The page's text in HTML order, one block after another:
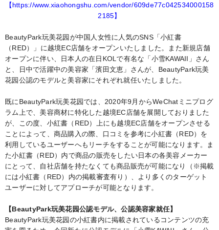
c
b
o
o
i
t
e
r
t
n
a
n
n
W
e
i
b
C
t
【https://www.xiaohongshu.com/vendor/609de77c042534000158
2185】
BeautyPark玩美花园が中国人女性に人気のSNS「小紅書
（RED）」に越境EC店舗をオープンいたしました。また新規店舗
オープンに伴い、日本人の在日KOLで有名な「小雪KAWAII」さん
と、日中で活躍中の美容家「濱田文恵」さんが、BeautyPark玩美
花园公認のモデルと美容家にそれぞれ就任いたしました。
既にBeautyPark玩美花园では、2020年9月からWeChatミニプログ
ラム上で、美容商材に特化した越境EC店舗を展開しておりました
が、この度、小紅書（RED）上にも越境EC店舗をオープンさせる
ことによって、商品購入の際、口コミを参考に小紅書（RED）を
利用しているユーザーへもリーチをすることが可能になります。ま
た小紅書（RED）内で商品の販売をしたい日本の各美容メーカー
にとって、自社店舗を持たなくても商品販売が可能になり（※掲載
には小紅書（RED）内の掲載審査有り）、より多くのターゲット
ユーザーに対してアプローチが可能となります。
【BeautyPark玩美花园公認モデル、公認美容家就任】
BeautyPark玩美花园の小紅書内に掲載されているコンテンツの充